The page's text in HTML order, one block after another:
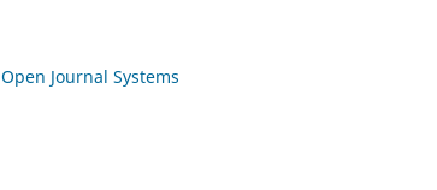
Open Journal Systems